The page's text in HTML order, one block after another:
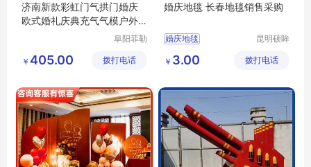
济南新款彩虹门气拱门婚庆
欧式婚礼庆典充气气模户外
阜阳菲勒
公司
￥ 405.00 拨打电话
婚庆地毯 长春地毯销售采购
婚庆地毯
昆明硕眸
限公司
￥ 3.00 拨打电话